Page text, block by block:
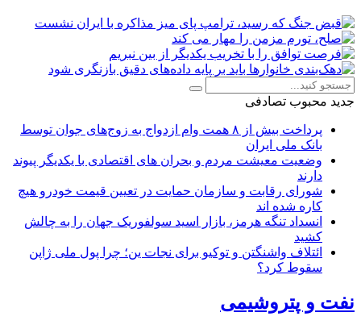
جدید محبوب تصادفی
پرداخت بیش از ۸ همت وام ازدواج به زوج‌های جوان توسط
بانک ملی ایران
وضعیت معیشت مردم و بحران های اقتصادی با یکدیگر پیوند
دارند
شورای رقابت و سازمان حمایت در تعیین قیمت خودرو هیچ
کاره شده اند
انسداد تنگه هرمز، بازار اسید سولفوریک جهان را به چالش
کشید
ائتلاف واشنگتن و توکیو برای نجات ین؛ چرا پول ملی ژاپن
سقوط کرد؟
نفت و پتروشیمی